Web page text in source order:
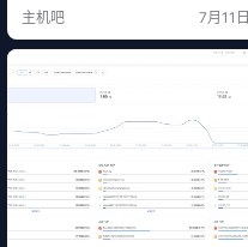
GitHub 向开发者投放远程访问木马
矿程序，涉及 190 个账户下的 222
个恶意仓库。 这不是一次简单的小
范围投毒，而是一次组织化、自动
化、高度隐蔽的…
主机吧 7月11日